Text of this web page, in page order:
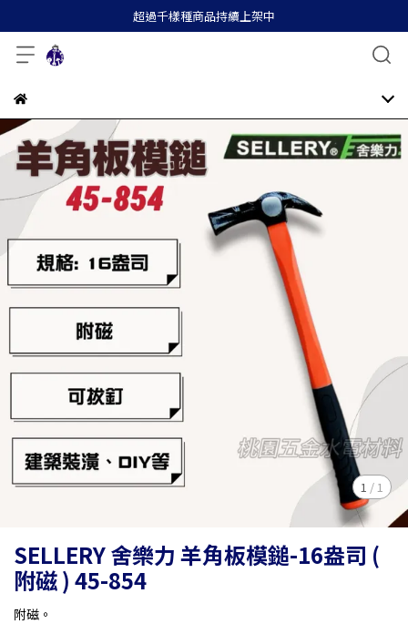
超過千樣種商品持續上架中
1 / 1
SELLERY 舍樂力 羊角板模鎚-16盎司 (
附磁 ) 45-854
附磁。